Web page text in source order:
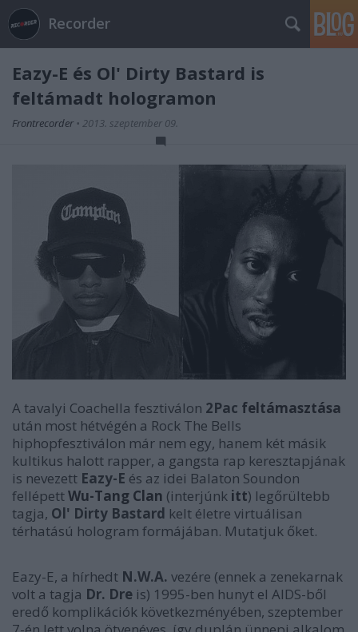
Recorder
Eazy-E és Ol' Dirty Bastard is
feltámadt hologramon
Frontrecorder • 2013. szeptember 09.
A tavalyi Coachella fesztiválon 2Pac feltámasztása
után most hétvégén a Rock The Bells
hiphopfesztiválon már nem egy, hanem két másik
kultikus halott rapper, a gangsta rap keresztapjának
is nevezett Eazy-E és az idei Balaton Soundon
fellépettWu-Tang Clan (interjúnk itt) legőrültebb
tagja, Ol' Dirty Bastard kelt életre virtuálisan
térhatású hologram formájában. Mutatjuk őket.
Eazy-E, a hírhedt N.W.A. vezére (ennek a zenekarnak
volt a tagja Dr. Dre is) 1995-ben hunyt el AIDS-ből
eredő komplikációk következményében, szeptember